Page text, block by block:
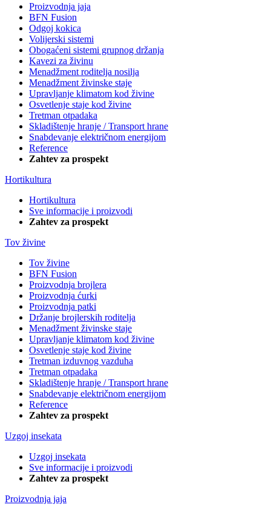
Proizvodnja jaja
BFN Fusion
Odgoj kokica
Volijerski sistemi
Obogaćeni sistemi grupnog držanja
Kavezi za živinu
Menadžment roditelja nosilja
Menadžment živinske staje
Upravljanje klimatom kod živine
Osvetlenje staje kod živine
Tretman otpadaka
Skladištenje hranje / Transport hrane
Snabdevanje električnom energijom
Reference
Zahtev za prospekt
Hortikultura
Hortikultura
Sve informacije i proizvodi
Zahtev za prospekt
Tov živine
Tov živine
BFN Fusion
Proizvodnja brojlera
Proizvodnja ćurki
Proizvodnja patki
Držanje brojlerskih roditelja
Menadžment živinske staje
Upravljanje klimatom kod živine
Osvetlenje staje kod živine
Tretman izduvnog vazduha
Tretman otpadaka
Skladištenje hranje / Transport hrane
Snabdevanje električnom energijom
Reference
Zahtev za prospekt
Uzgoj insekata
Uzgoj insekata
Sve informacije i proizvodi
Zahtev za prospekt
Proizvodnja jaja